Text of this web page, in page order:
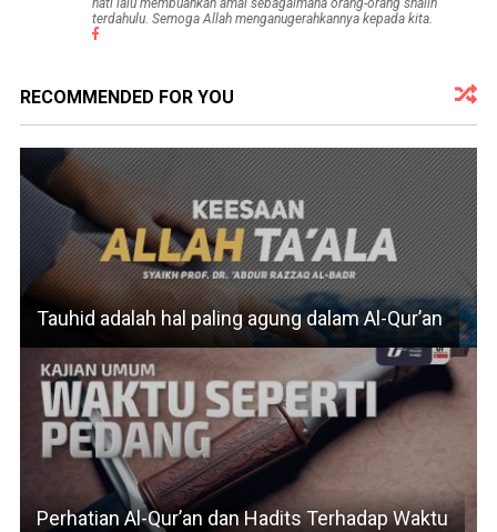
hati lalu membuahkan amal sebagaimana orang-orang shalih
terdahulu. Semoga Allah menganugerahkannya kepada kita.
RECOMMENDED FOR YOU
Tauhid adalah hal paling agung dalam Al-Qur’an
Perhatian Al-Qur’an dan Hadits Terhadap Waktu